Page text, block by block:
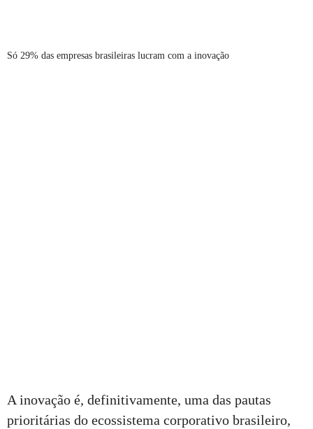
Só 29% das empresas brasileiras lucram com a inovação
A inovação é, definitivamente, uma das pautas
prioritárias do ecossistema corporativo brasileiro,